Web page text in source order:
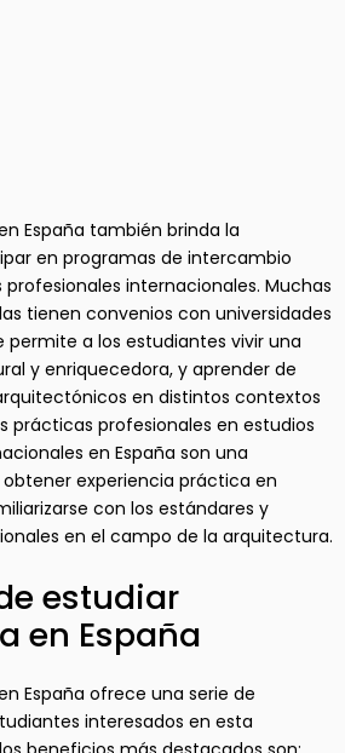
España también brinda la
en programas de intercambio
internacionales. Muchas
tienen convenios con universidades
permite a los estudiantes vivir una
y enriquecedora, y aprender de
en distintos contextos
prácticas profesionales en estudios
en España son una
experiencia práctica en
con los estándares y
en el campo de la arquitectura.
estudiar
en España
España ofrece una serie de
interesados en esta